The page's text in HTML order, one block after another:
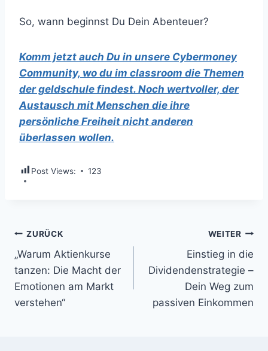
So, wann beginnst Du Dein Abenteuer?
Komm jetzt auch Du in unsere Cybermoney
Community, wo du im classroom die Themen
der geldschule findest. Noch wertvoller, der
Austausch mit Menschen die ihre
persönliche Freiheit nicht anderen
überlassen wollen.
Post Views: 123
Beitragsnavigation
ZURÜCK
„Warum Aktienkurse
tanzen: Die Macht der
Emotionen am Markt
verstehen“
WEITER
Einstieg in die
Dividendenstrategie –
Dein Weg zum
passiven Einkommen